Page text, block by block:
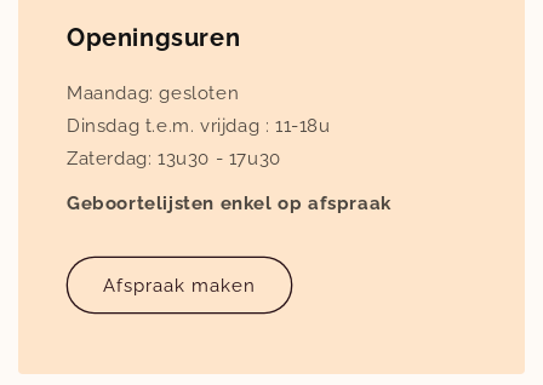
Openingsuren
Maandag: gesloten
Dinsdag t.e.m. vrijdag : 11-18u
Zaterdag: 13u30 - 17u30
Geboortelijsten enkel op afspraak
Afspraak maken